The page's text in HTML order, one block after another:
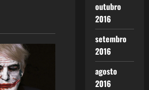
outubro
2016
setembro
2016
agosto
2016